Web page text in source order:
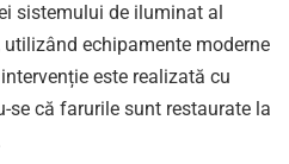
sistemului de iluminat al
echipamente moderne
este realizată cu
se că farurile sunt restaurate la